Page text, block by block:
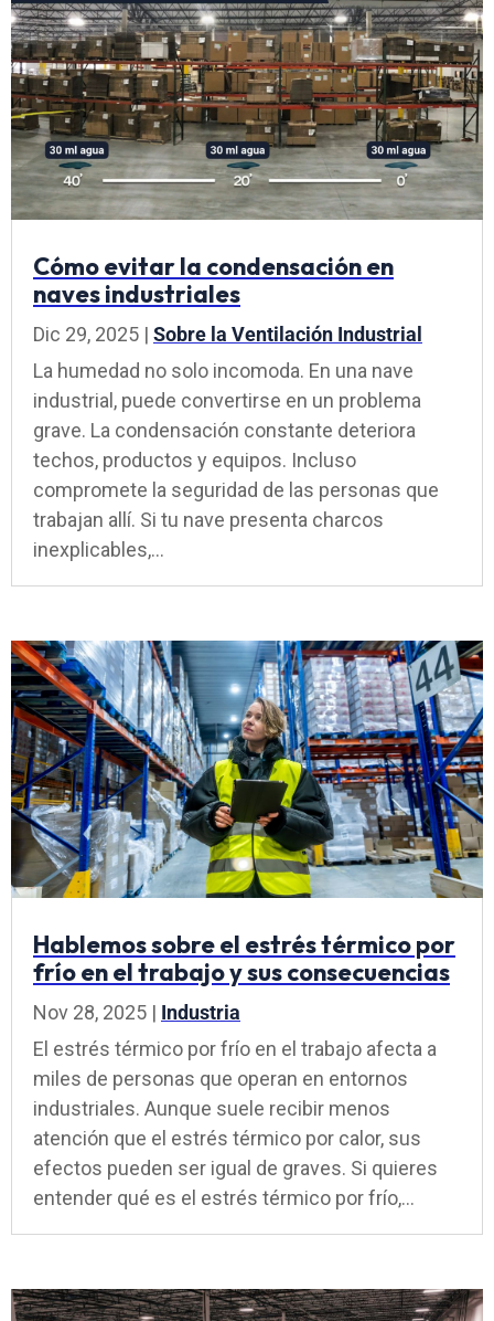
Cómo evitar la condensación en
naves industriales
Dic 29, 2025 | Sobre la Ventilación Industrial
La humedad no solo incomoda. En una nave
industrial, puede convertirse en un problema
grave. La condensación constante deteriora
techos, productos y equipos. Incluso
compromete la seguridad de las personas que
trabajan allí. Si tu nave presenta charcos
inexplicables,...
Hablemos sobre el estrés térmico por
frío en el trabajo y sus consecuencias
Nov 28, 2025 | Industria
El estrés térmico por frío en el trabajo afecta a
miles de personas que operan en entornos
industriales. Aunque suele recibir menos
atención que el estrés térmico por calor, sus
efectos pueden ser igual de graves. Si quieres
entender qué es el estrés térmico por frío,...